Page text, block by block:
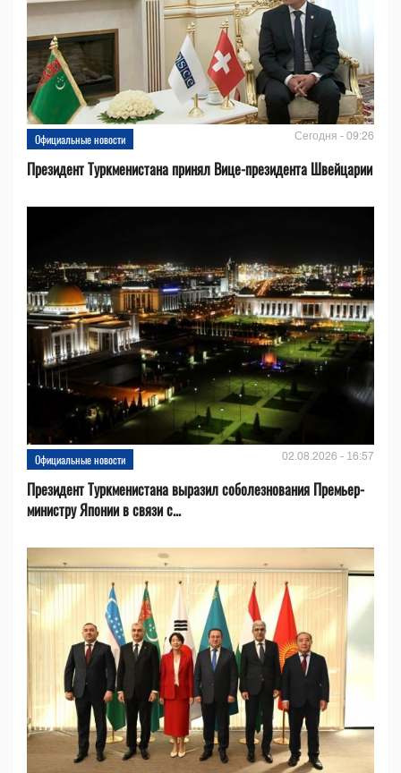
Официальные новости Сегодня - 09:26
Президент Туркменистана принял Вице-президента Швейцарии
Официальные новости 02.08.2026 - 16:57
Президент Туркменистана выразил соболезнования Премьер-
министру Японии в связи с...